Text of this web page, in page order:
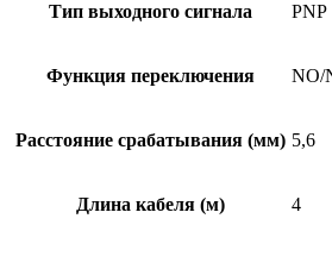
Тип выходного сигнала PNP
Функция переключения NO/
Расстояние срабатывания (мм) 5,6
Длина кабеля (м) 4